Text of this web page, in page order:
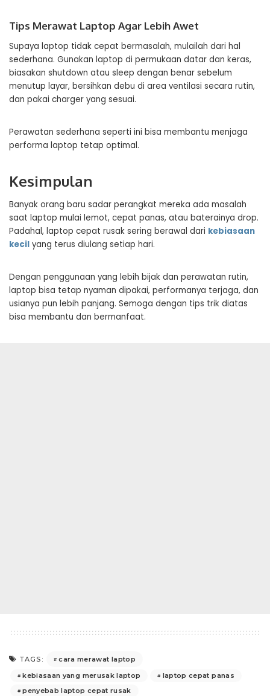
Tips Merawat Laptop Agar Lebih Awet
Supaya laptop tidak cepat bermasalah, mulailah dari hal
sederhana. Gunakan laptop di permukaan datar dan keras,
biasakan shutdown atau sleep dengan benar sebelum
menutup layar, bersihkan debu di area ventilasi secara rutin,
dan pakai charger yang sesuai.
Perawatan sederhana seperti ini bisa membantu menjaga
performa laptop tetap optimal.
Kesimpulan
Banyak orang baru sadar perangkat mereka ada masalah
saat laptop mulai lemot, cepat panas, atau baterainya drop.
Padahal, laptop cepat rusak sering berawal dari kebiasaan
kecil yang terus diulang setiap hari.
Dengan penggunaan yang lebih bijak dan perawatan rutin,
laptop bisa tetap nyaman dipakai, performanya terjaga, dan
usianya pun lebih panjang. Semoga dengan tips trik diatas
bisa membantu dan bermanfaat.
TAGS:
cara merawat laptop
kebiasaan yang merusak laptop
laptop cepat panas
penyebab laptop cepat rusak